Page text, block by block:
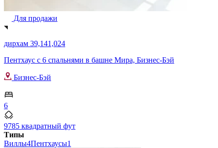
Для продажи
дирхам 39,141,024
Пентхаус с 6 спальнями в башне Мира, Бизнес-Бэй
Бизнес-Бэй
6
9785 квадратный фут
Типы
Виллы4Пентхаусы1